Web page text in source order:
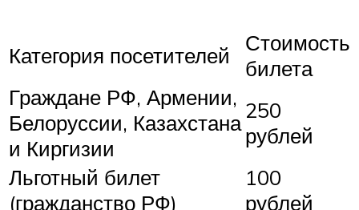
Категория посетителей
Стоимость
билета
Граждане РФ, Армении,
Белоруссии, Казахстана
и Киргизии
250
рублей
Льготный билет
(гражданство РФ)
100
рублей